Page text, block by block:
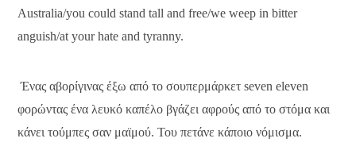
Australia/you could stand tall and free/we weep in bitter
anguish/at your hate and tyranny.
Ένας αβορίγινας έξω από το σουπερμάρκετ seven eleven
φορώντας ένα λευκό καπέλο βγάζει αφρούς από το στόμα και
κάνει τούμπες σαν μαϊμού. Του πετάνε κάποιο νόμισμα.